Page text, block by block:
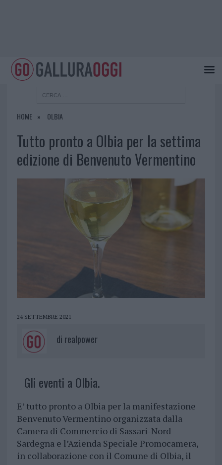
HOME OLBIA
Tutto pronto a Olbia per la settima
edizione di Benvenuto Vermentino
24 SETTEMBRE 2021
di realpower
Gli eventi a Olbia.
E’ tutto pronto a Olbia per la manifestazione
Benvenuto Vermentino organizzata dalla
Camera di Commercio di Sassari-Nord
Sardegna e l’Azienda Speciale Promocamera,
in collaborazione con il Comune di Olbia, il